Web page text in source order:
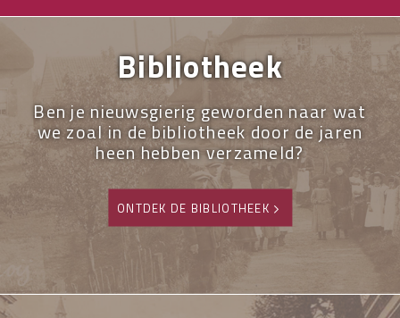
Bibliotheek
Ben je nieuwsgierig geworden naar wat
we zoal in de bibliotheek door de jaren
heen hebben verzameld?
Neem dan eens een kijkje!
ONTDEK DE BIBLIOTHEEK